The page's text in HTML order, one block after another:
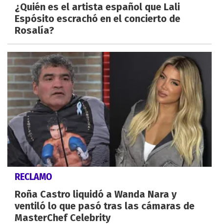
¿Quién es el artista español que Lali
Espósito escrachó en el concierto de
Rosalía?
RECLAMO
Roña Castro liquidó a Wanda Nara y
ventiló lo que pasó tras las cámaras de
MasterChef Celebrity